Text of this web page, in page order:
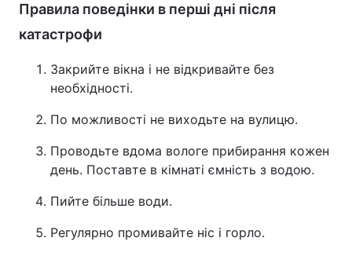
Правила поведінки в перші дні після
катастрофи
Закрийте вікна і не відкривайте без
необхідності.
По можливості не виходьте на вулицю.
Проводьте вдома вологе прибирання кожен
день. Поставте в кімнаті ємність з водою.
Пийте більше води.
Регулярно промивайте ніс і горло.